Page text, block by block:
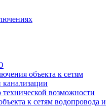
объекта к сетям
канализации
возможности
к сетям водопровода и